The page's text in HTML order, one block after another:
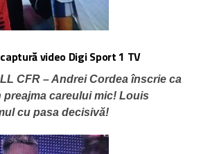
video Digi Sport 1 TV
CFR – Andrei Cordea înscrie ca
preajma careului mic! Louis
cu pasa decisivă!